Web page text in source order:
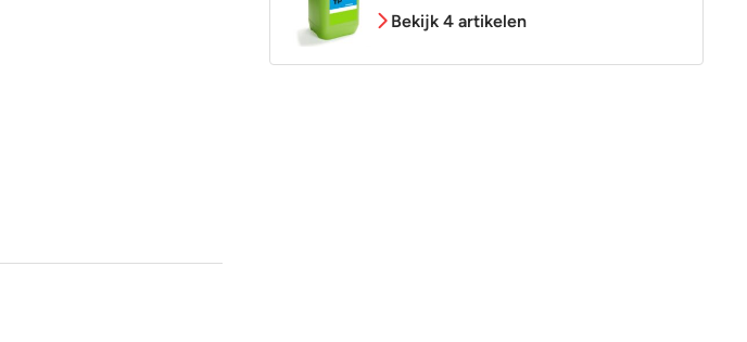
Bekijk 4 artikelen